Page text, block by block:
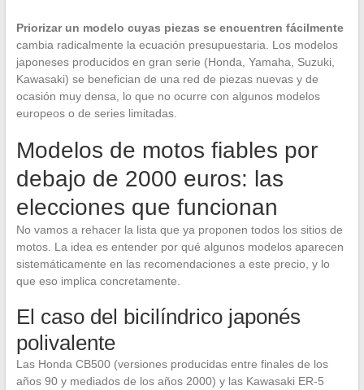
Priorizar un modelo cuyas piezas se encuentren fácilmente
cambia radicalmente la ecuación presupuestaria. Los modelos
japoneses producidos en gran serie (Honda, Yamaha, Suzuki,
Kawasaki) se benefician de una red de piezas nuevas y de
ocasión muy densa, lo que no ocurre con algunos modelos
europeos o de series limitadas.
Modelos de motos fiables por
debajo de 2000 euros: las
elecciones que funcionan
No vamos a rehacer la lista que ya proponen todos los sitios de
motos. La idea es entender por qué algunos modelos aparecen
sistemáticamente en las recomendaciones a este precio, y lo
que eso implica concretamente.
El caso del bicilíndrico japonés
polivalente
Las Honda CB500 (versiones producidas entre finales de los
años 90 y mediados de los años 2000) y las Kawasaki ER-5